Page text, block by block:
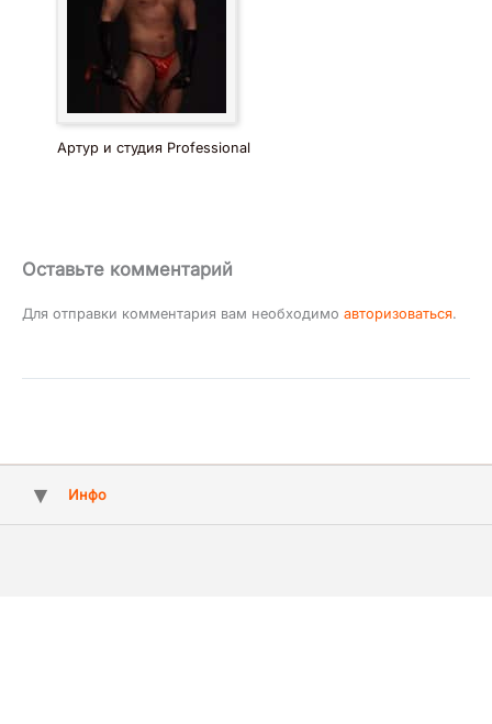
Артур и студия Professional
Оставьте комментарий
Для отправки комментария вам необходимо авторизоваться.
Инфо